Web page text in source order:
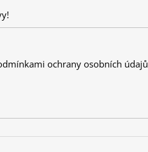
ochrany osobních údajů